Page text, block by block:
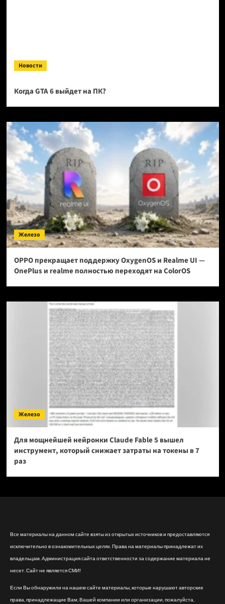
Новости
Когда GTA 6 выйдет на ПК?
Железо
OPPO прекращает поддержку OxygenOS и Realme UI —
OnePlus и realme полностью переходят на ColorOS
Железо
Для мощнейшей нейронки Claude Fable 5 вышел
инструмент, который снижает затраты на токены в 7
раз
Все материалы на данном сайте взяты из открытых источников и предоставляются
исключительно в ознакомительных целях. Права на материалы принадлежат их
владельцам. Администрация сайта ответственности за содержание материала не
несет. Сайт не является СМИ!
Если Вы обнаружили на нашем сайте материалы, которые нарушают авторские
права, принадлежащие Вам, Вашей компании или организации, пожалуйста,